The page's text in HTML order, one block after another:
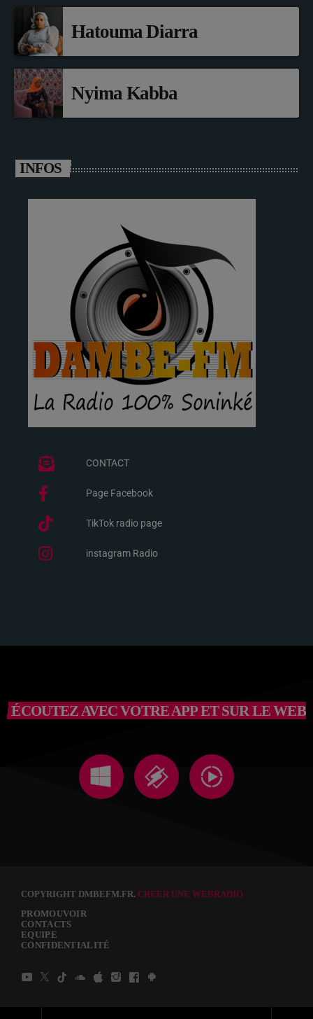
Hatouma Diarra
Nyima Kabba
INFOS
CONTACT
Page Facebook
TikTok radio page
instagram Radio
ÉCOUTEZ AVEC VOTRE APP ET SUR LE WEB
COPYRIGHT DMBEFM.FR. CREER UNE WEBRADIO
PROMOUVOIR
CONTACTS
EQUIPE
CONFIDENTIALITÉ